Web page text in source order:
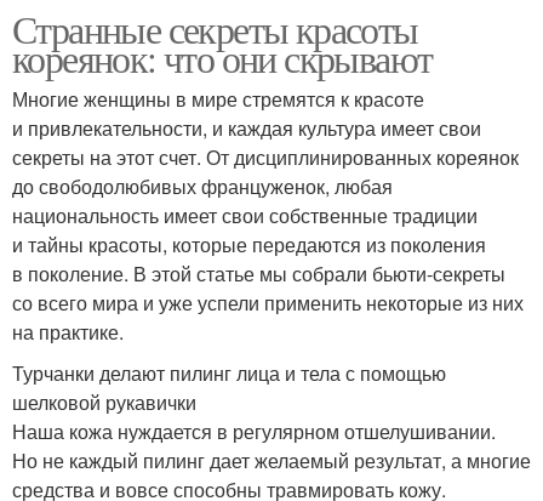
Странные секреты красоты
кореянок: что они скрывают
Многие женщины в мире стремятся к красоте
и привлекательности, и каждая культура имеет свои
секреты на этот счет. От дисциплинированных кореянок
до свободолюбивых француженок, любая
национальность имеет свои собственные традиции
и тайны красоты, которые передаются из поколения
в поколение. В этой статье мы собрали бьюти-секреты
со всего мира и уже успели применить некоторые из них
на практике.
Турчанки делают пилинг лица и тела с помощью
шелковой рукавички
Наша кожа нуждается в регулярном отшелушивании.
Но не каждый пилинг дает желаемый результат, а многие
средства и вовсе способны травмировать кожу.